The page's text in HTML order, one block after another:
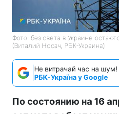
Фото: без света в Украине
(Виталий Носач, РБК-Украина)
Не витрачай час на шум!
РБК-Україна у Google
По состоянию на 16